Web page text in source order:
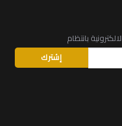
بانتظام